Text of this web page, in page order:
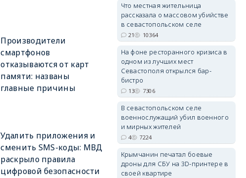
Производители
смартфонов
отказываются от карт
памяти: названы
главные причины
Удалить приложения и
сменить SMS-коды: МВД
раскрыло правила
цифровой безопасности
erid: 2SDnjdvhGXG
Что местная жительница
рассказала о массовом убийстве
в севастопольском селе
21 10364
На фоне ресторанного кризиса в
одном из лучших мест
Севастополя открылся бар-
бистро
13 7306
В севастопольском селе
военнослужащий убил военного
и мирных жителей
4 7224
Крымчанин печатал боевые
дроны для СБУ на 3D-принтере в
своей квартире